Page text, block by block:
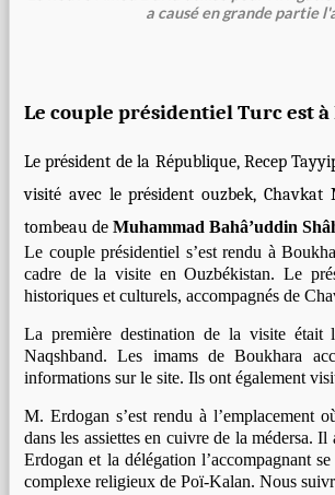
a causé en grande partie
Le couple présidentiel Turc est
Le président de la République, Recep
visité avec le président ouzbek,
tombeau de Muhammad Bahâ’uddin
Le couple présidentiel s’est rendu à
cadre de la visite en Ouzbékistan. Le
historiques et culturels, accompagnés de
La première destination de la visite était
Naqshband. Les imams de Boukhara
informations sur le site. Ils ont également
M. Erdogan s’est rendu à l’emplacement
dans les assiettes en cuivre de la médersa.
Erdogan et la délégation l’accompagnant
complexe religieux de Poï-Kalan. Nous